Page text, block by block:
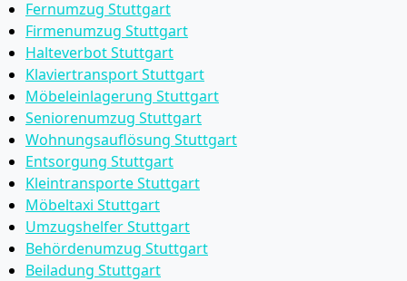
Fernumzug Stuttgart
Firmenumzug Stuttgart
Halteverbot Stuttgart
Klaviertransport Stuttgart
Möbeleinlagerung Stuttgart
Seniorenumzug Stuttgart
Wohnungsauflösung Stuttgart
Entsorgung Stuttgart
Kleintransporte Stuttgart
Möbeltaxi Stuttgart
Umzugshelfer Stuttgart
Behördenumzug Stuttgart
Beiladung Stuttgart